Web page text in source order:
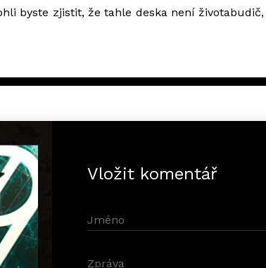
byste zjistit, že tahle deska není
Vložit komentář